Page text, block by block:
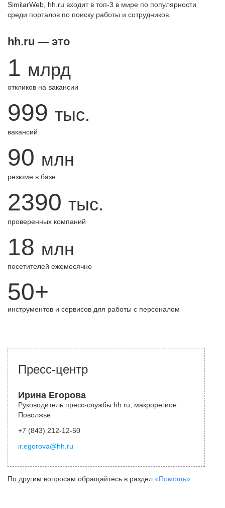
SimilarWeb, hh.ru входит в топ-3 в мире по популярности
среди порталов по поиску работы и сотрудников.
hh.ru — это
1 млрд
откликов на вакансии
999 тыс.
вакансий
90 млн
резюме в базе
2390 тыс.
проверенных компаний
18 млн
посетителей ежемесячно
50+
инструментов и сервисов для работы с персоналом
Пресс-центр
Ирина Егорова
Руководитель пресс-службы hh.ru, макрорегион
Поволжье
+7 (843) 212-12-50
ir.egorova@hh.ru
По другим вопросам обращайтесь в раздел «Помощь»